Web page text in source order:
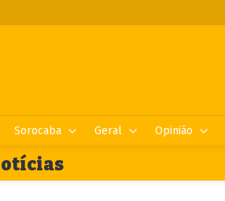
Sorocaba Geral Opinião